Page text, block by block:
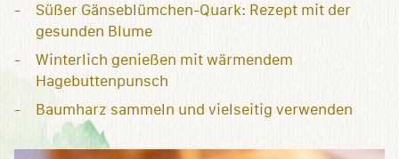
Süßer Gänseblümchen-Quark: Rezept mit der
gesunden Blume
Winterlich genießen mit wärmendem
Hagebuttenpunsch
Baumharz sammeln und vielseitig verwenden